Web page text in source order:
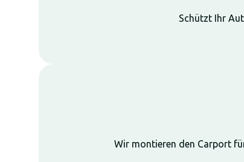
Schützt Ihr
Wir montieren den Carport